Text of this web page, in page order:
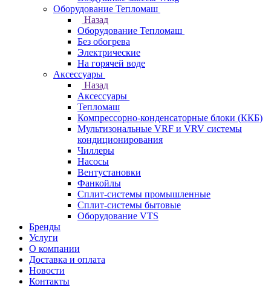
Оборудование Тепломаш
Назад
Оборудование Тепломаш
Без обогрева
Электрические
На горячей воде
Аксессуары
Назад
Аксессуары
Тепломаш
Компрессорно-конденсаторные блоки (ККБ)
Мультизональные VRF и VRV системы
кондиционирования
Чиллеры
Насосы
Вентустановки
Фанкойлы
Сплит-системы промышленные
Сплит-системы бытовые
Оборудование VTS
Бренды
Услуги
О компании
Доставка и оплата
Новости
Контакты